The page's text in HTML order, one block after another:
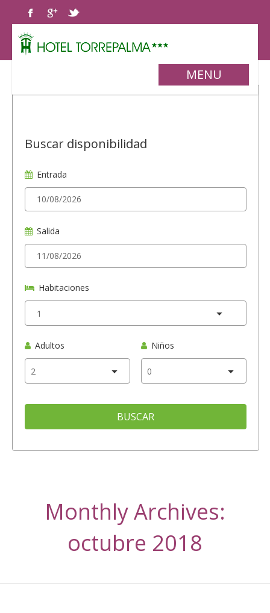
MENU
Buscar disponibilidad
Entrada
Salida
Habitaciones
Adultos Niños
BUSCAR
Monthly Archives:
octubre 2018